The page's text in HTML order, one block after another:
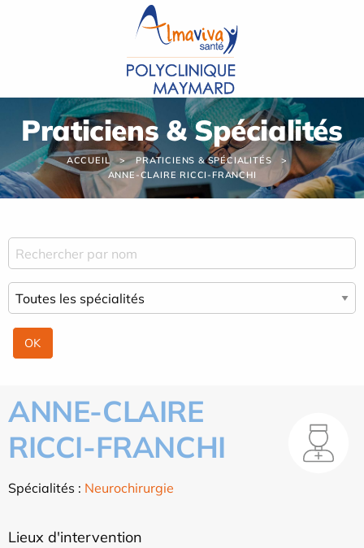
Praticiens & Spécialités
ACCUEIL
PRATICIENS & SPÉCIALITÉS
ANNE-CLAIRE RICCI-FRANCHI
ANNE-CLAIRE
RICCI-FRANCHI
Spécialités : Neurochirurgie
Lieux d'intervention
Panneau de gestion des cookies